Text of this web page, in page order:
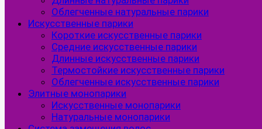
Облегченные натуральные парики
Искусственные парики
Короткие искусственные парики
Средние искусственные парики
Длинные искусственные парики
Термостойкие искусственные парики
Облегченные искусственные парики
Элитные монопарики
Искусственные монопарики
Натуральные монопарики